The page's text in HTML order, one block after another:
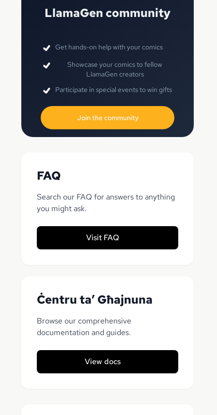
LlamaGen community
Get hands-on help with your comics
Showcase your comics to fellow
LlamaGen creators
Participate in special events to win gifts
Join the community
FAQ
Search our FAQ for answers to anything
you might ask.
Visit FAQ
Ċentru ta’ Għajnuna
Browse our comprehensive
documentation and guides.
View docs